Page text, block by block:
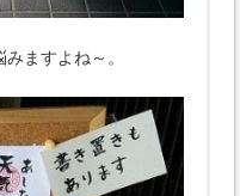
ますよね～。